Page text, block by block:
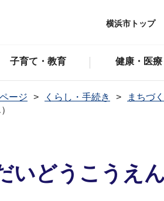
横浜市トップ
子育て・教育 健康・医
ージ くらし・手続き まちづ
いどうこうえん